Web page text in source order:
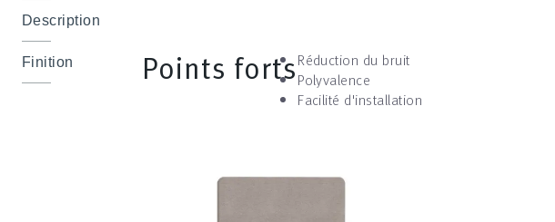
Description
Finition Points fortsRéduction du bruit
Polyvalence
Facilité d'installation